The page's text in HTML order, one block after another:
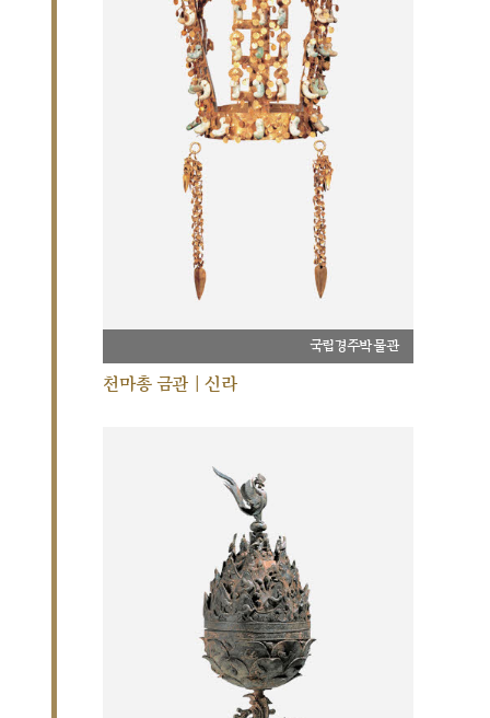
국립경주박물관
천마총 금관 | 신라